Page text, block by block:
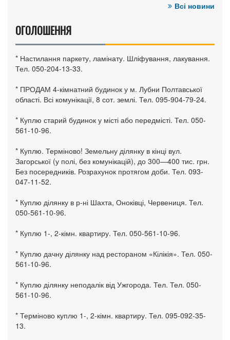
Всі новини
ОГОЛОШЕННЯ
* Настилання паркету, ламінату. Шліфування, лакування.
Тел. 050-204-13-33.
* ПРОДАМ 4-кімнатний будинок у м. Лубни Полтавської
області. Всі комунікації, 8 сот. землі. Тел. 095-904-79-24.
* Куплю старий будинок у місті або передмісті. Тел. 050-
561-10-96.
* Куплю. Терміново! Земельну ділянку в кінці вул.
Загорської (у полі, без комунікацій), до 300—400 тис. грн.
Без посередників. Розрахунок протягом доби. Тел. 093-
047-11-52.
* Куплю ділянку в р-ні Шахта, Оноківці, Червениця. Тел.
050-561-10-96.
* Куплю 1-, 2-кімн. квартиру. Тел. 050-561-10-96.
* Куплю дачну ділянку над рестораном «Кілікія». Тел. 050-
561-10-96.
* Куплю ділянку неподалік від Ужгорода. Тел. Тел. 050-
561-10-96.
* Терміново куплю 1-, 2-кімн. квартиру. Тел. 095-092-35-
13.